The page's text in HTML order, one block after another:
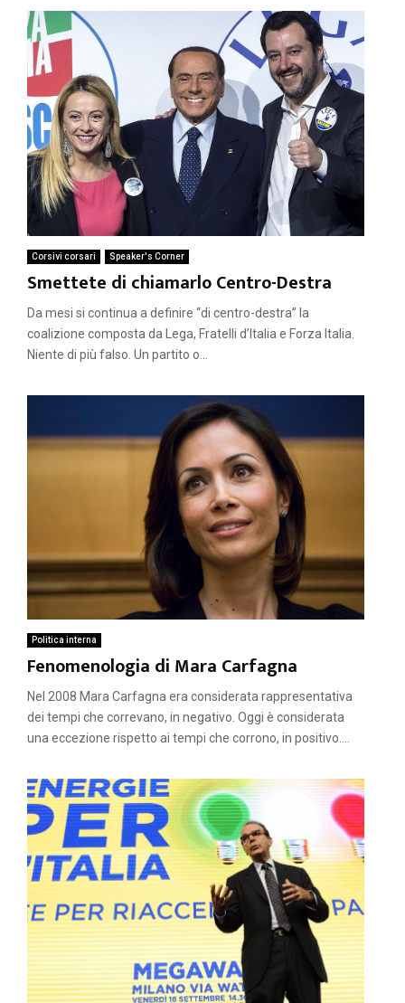
Corsivi corsari Speaker's Corner
Smettete di chiamarlo Centro-Destra
Da mesi si continua a definire “di centro-destra” la
coalizione composta da Lega, Fratelli d’Italia e Forza Italia.
Niente di più falso. Un partito o...
Politica interna
Fenomenologia di Mara Carfagna
Nel 2008 Mara Carfagna era considerata rappresentativa
dei tempi che correvano, in negativo. Oggi è considerata
una eccezione rispetto ai tempi che corrono, in positivo....